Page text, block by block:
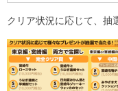
クリア状況に応じて、抽